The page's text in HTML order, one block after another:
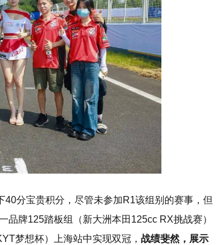
分宝贵积分，尽管未参加R1该组别的赛事，但
牌125踏板组（新大洲本田125cc RX挑战赛）
梦想杯）上海站中实现双冠， 战绩斐然，展示